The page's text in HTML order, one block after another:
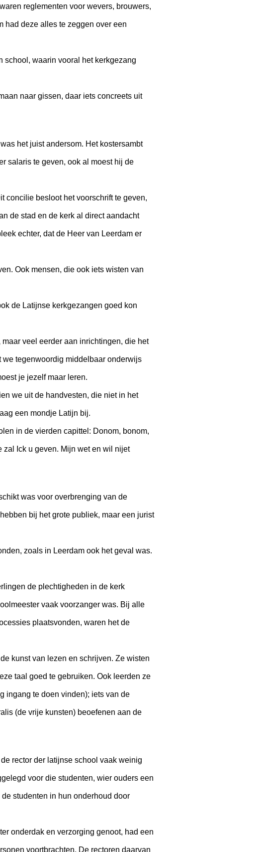
reglementen voor wevers, brouwers,
had deze alles te zeggen over een
school, waarin vooral het kerkgezang
naar gissen, daar iets concreets uit
het juist andersom. Het kostersambt
salaris te geven, ook al moest hij de
concilie besloot het voorschrift te geven,
de stad en de kerk al direct aandacht
echter, dat de Heer van Leerdam er
Ook mensen, die ook iets wisten van
de Latijnse kerkgezangen goed kon
veel eerder aan inrichtingen, die het
we tegenwoordig middelbaar onderwijs
je jezelf maar leren.
we uit de handvesten, die niet in het
een mondje Latijn bij.
in de vierden capittel: Donom, bonom,
zal Ick u geven. Mijn wet en wil nijet
was voor overbrenging van de
bij het grote publiek, maar een jurist
zoals in Leerdam ook het geval was.
de plechtigheden in de kerk
vaak voorzanger was. Bij alle
plaatsvonden, waren het de
kunst van lezen en schrijven. Ze wisten
taal goed te gebruiken. Ook leerden ze
ingang te doen vinden); iets van de
(de vrije kunsten) beoefenen aan de
rector der latijnse school vaak weinig
voor die studenten, wier ouders een
studenten in hun onderhoud door
onderdak en verzorging genoot, had een
voortbrachten. De rectoren daarvan